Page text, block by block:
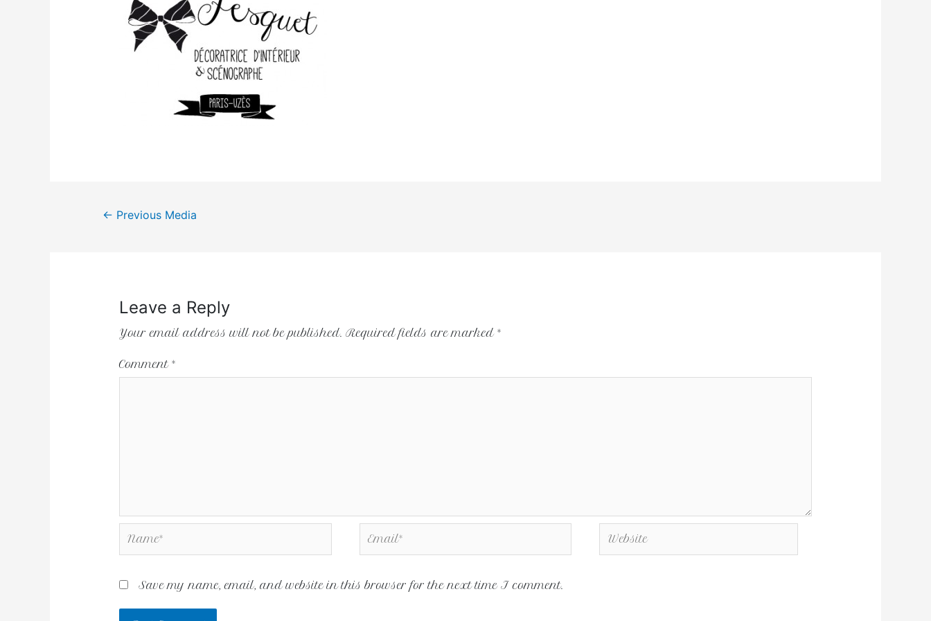
← Previous Media
Leave a Reply
Your email address will not be published. Required fields are marked*
Comment*
Save my name, email, and website in this browser for the next time I comment.